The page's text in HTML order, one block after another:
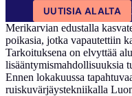
UUTISIA ALALTA
Merikarvian edustalla
poikasia, jotka vapautettiin
Tarkoituksena on elvyttää
lisääntymismahdollisuuksia
Ennen lokakuussa
ruiskuvärjäystekniikalla